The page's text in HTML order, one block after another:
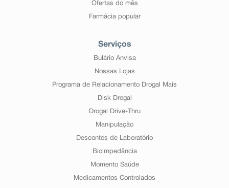
Ofertas do mês
Farmácia popular
Serviços
Bulário Anvisa
Nossas Lojas
Programa de Relacionamento Drogal Mais
Disk Drogal
Drogal Drive-Thru
Manipulação
Descontos de Laboratório
Bioimpedância
Momento Saúde
Medicamentos Controlados